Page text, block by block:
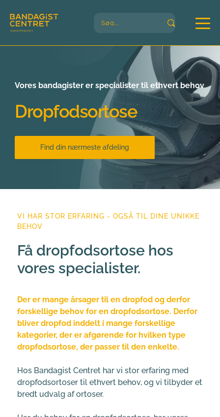
Søg...
Vores bandagister er specialister til ethvert behov
Dropfodsortose
Find din nærmeste afdeling
VI HAR STOR ERFARING - OGSÅ TIL DINE UNIKKE
BEHOV
Få dropfodsortose hos
vores specialister.
Der er mange årsager til en dropfod og derfor
forskellige behov for en dropfodsortose. Derfor
bliver dropfod inddelt i mange forskellige
kategorier, der er afgørende for hvilken type
dropfodsortose, der passer til den enkelte.
Hos Bandagist Centret har vi stor erfaring med
dropfodsortoser til ethvert behov, og vi tilbyder et
bredt udvalg af ortoser.